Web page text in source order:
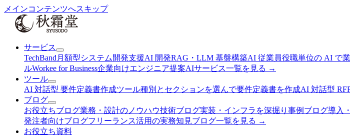
メインコンテンツへスキップ
サービス
TechBand 月額型システム開発支援AI 開発RAG・LLM 基盤構築AI 従業員役職単位の AI で
ルWorkee for Business企業向けエンジニア提案AIサービス一覧を見る →
ツール
AI 対話型 要件定義書作成ツール種別とセクションを選んで要件定義書を作成AI 対話型
ブログ
お役立ちブログ業務・設計のノウハウ技術ブログ実装・インフラを深掘り 事例ブログ導入
発注者向けブログフリーランス活用の実務知見ブログ一覧を見る →
お役立ち資料